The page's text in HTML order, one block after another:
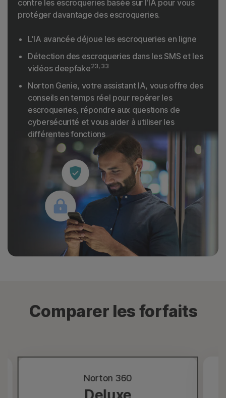
contre les escroqueries basée sur l'IA pour vous
protéger davantage des escroqueries.
L'IA avancée déjoue les escroqueries en ligne
Détection des escroqueries dans les SMS et les
vidéos deepfake23, 33
Norton Genie, votre assistant IA, vous offre des
conseils en temps réel pour repérer les
escroqueries, répondre aux questions de
cybersécurité et vous aider à utiliser les
différentes fonctions
Comparer les forfaits
Norton 360